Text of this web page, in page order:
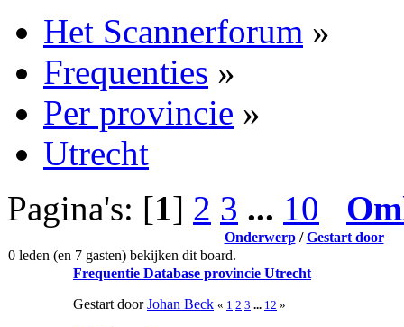
Het Scannerforum »
Frequenties »
Per provincie »
Utrecht
Pagina's: [1] 2 3 ... 10
Onderwerp/Gestart door
0 leden (en 7 gasten) bekijken dit board.
Frequentie Database provincie Utrecht
Gestart doorJohan Beck « 1 2 3 ... 12 »